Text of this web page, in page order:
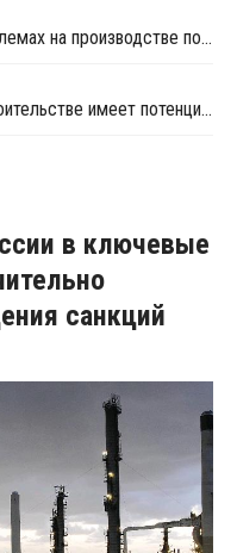
Казаньоргсинтез рассказал о проблемах на производстве поликарбоната
Потребление поликарбоната в строительстве имеет потенциал роста в России до 20% - СИБУР
в ключевые
санкций